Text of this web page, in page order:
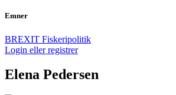
Emner
BREXIT Fiskeripolitik
Login eller registrer
Elena Pedersen